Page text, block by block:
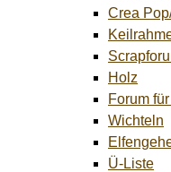
Crea
Holz
Forum
Wichteln
Ü-Liste